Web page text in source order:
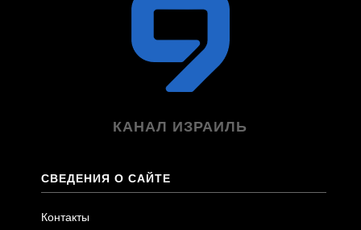
КАНАЛ ИЗРАИЛЬ
СВЕДЕНИЯ О САЙТЕ
Контакты